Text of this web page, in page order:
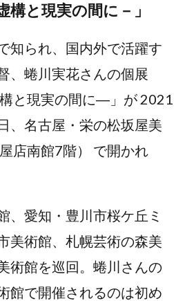
構と現実の間に－」
知られ、国内外で活躍す
、蜷川実花さんの個展
構と現実の間に―」が 2021
、名古屋・栄の松坂屋美
店南館7階） で開かれ
、愛知・豊川市桜ケ丘ミ
美術館、札幌芸術の森美
術館を巡回。蜷川さんの
館で開催されるのは初め